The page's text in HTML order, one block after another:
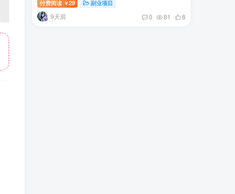
付费阅读 ￥29 副业项目
9天前 0 81 8